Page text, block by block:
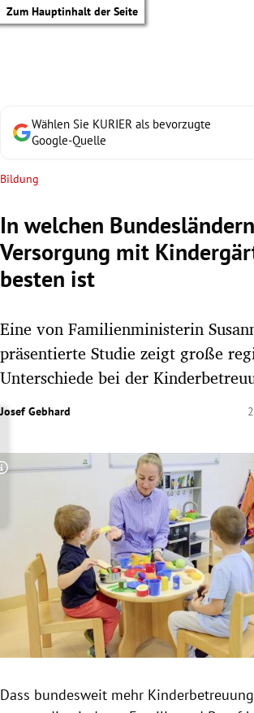
Zum Hauptinhalt der Seite
Untermenü
Untermenü
Untermenü
Untermenü
Untermenü
Untermenü
Untermenü
Untermenü
Wählen Sie KURIER als bevorzugte
Google-Quelle
Bildung
In welchen
Versorgung mit
besten ist
Eine von Familienministerin
präsentierte Studie zeigt große
Unterschiede bei der
Josef Gebhard
Copyright-Hinweis öffnen/schließen
Dass bundesweit mehr